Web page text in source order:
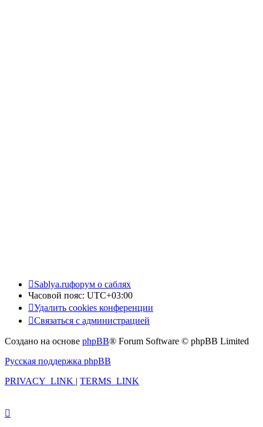
Sablya.ruфорум о саблях
Часовой пояс: UTC+03:00
Удалить cookies конференции
Связаться с администрацией
Создано на основе phpBB® Forum Software © phpBB Limited
Русская поддержка phpBB
PRIVACY_LINK | TERMS_LINK